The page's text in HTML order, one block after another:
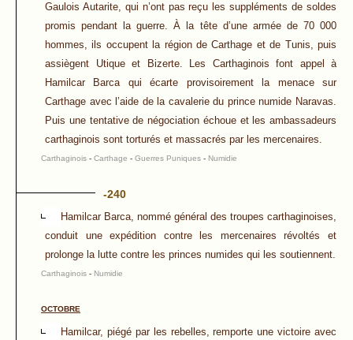
Gaulois Autarite, qui n’ont pas reçu les suppléments de soldes
promis pendant la guerre. À la tête d’une armée de 70 000
hommes, ils occupent la région de Carthage et de Tunis, puis
assiègent Utique et Bizerte. Les Carthaginois font appel à
Hamilcar Barca qui écarte provisoirement la menace sur
Carthage avec l’aide de la cavalerie du prince numide Naravas.
Puis une tentative de négociation échoue et les ambassadeurs
carthaginois sont torturés et massacrés par les mercenaires.
Carthaginois - Carthage - Guerres Puniques - Numidie
-240
Hamilcar Barca, nommé général des troupes carthaginoises,
conduit une expédition contre les mercenaires révoltés et
prolonge la lutte contre les princes numides qui les soutiennent.
Carthaginois - Numidie
OCTOBRE
Hamilcar, piégé par les rebelles, remporte une victoire avec